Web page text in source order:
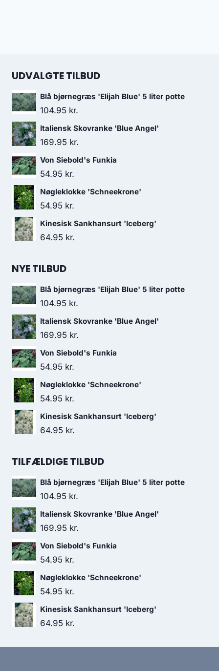
UDVALGTE TILBUD
Blå bjørnegræs 'Elijah Blue' 5 liter potte
104.95 kr.
Italiensk Skovranke 'Blue Angel'
169.95 kr.
Von Siebold's Funkia
54.95 kr.
Nøgleklokke 'Schneekrone'
54.95 kr.
Kinesisk Sankhansurt 'Iceberg'
64.95 kr.
NYE TILBUD
Blå bjørnegræs 'Elijah Blue' 5 liter potte
104.95 kr.
Italiensk Skovranke 'Blue Angel'
169.95 kr.
Von Siebold's Funkia
54.95 kr.
Nøgleklokke 'Schneekrone'
54.95 kr.
Kinesisk Sankhansurt 'Iceberg'
64.95 kr.
TILFÆLDIGE TILBUD
Blå bjørnegræs 'Elijah Blue' 5 liter potte
104.95 kr.
Italiensk Skovranke 'Blue Angel'
169.95 kr.
Von Siebold's Funkia
54.95 kr.
Nøgleklokke 'Schneekrone'
54.95 kr.
Kinesisk Sankhansurt 'Iceberg'
64.95 kr.